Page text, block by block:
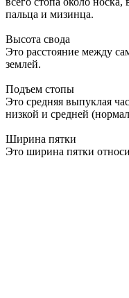
пальца и мизинца.
Высота свода
Это расстояние между
землей.
Подъем стопы
Это средняя выпуклая
низкой и средней
Ширина пятки
Это ширина пятки